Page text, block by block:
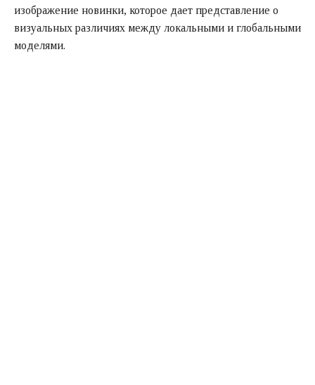
изображение новинки, которое дает представление о
визуальных различиях между локальными и глобальными
моделями.